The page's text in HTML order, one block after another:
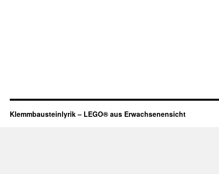
Klemmbausteinlyrik – LEGO® aus Erwachsenensicht